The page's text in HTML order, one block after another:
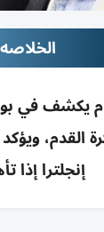
الخلاصه
يكشف في
القدم،
إنجلترا إذا